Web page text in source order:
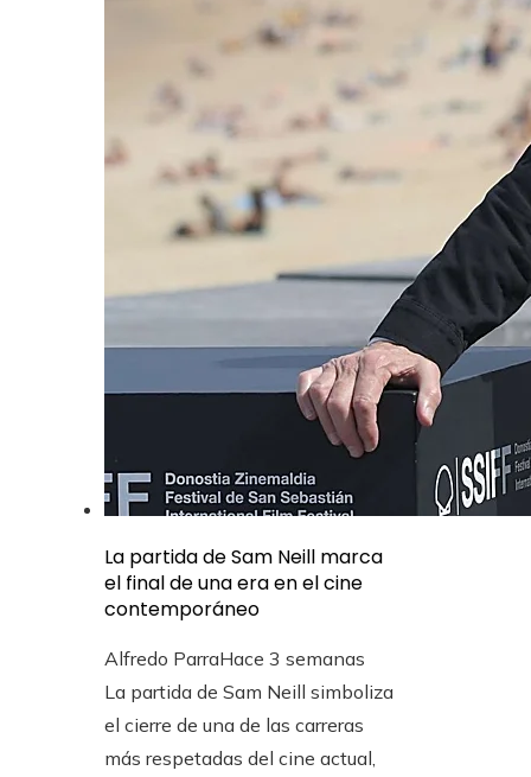
La partida de Sam Neill marca
el final de una era en el cine
contemporáneo
Alfredo ParraHace 3 semanas
La partida de Sam Neill simboliza
el cierre de una de las carreras
más respetadas del cine actual,